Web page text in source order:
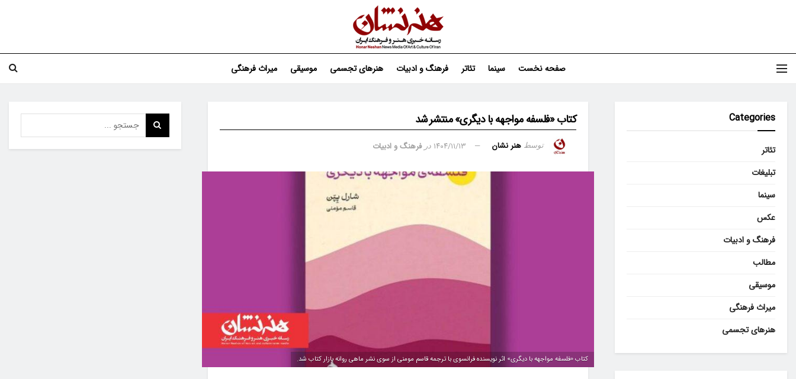
صفحه نخست سینما تئاتر فرهنگ و ادبیات هنرهای تجسمی موسیقی میراث فرهنگی
کتاب «فلسفه مواجهه با دیگری» منتشر شد
توسط هنر نشان ۱۴۰۴/۱۱/۱۳ در فرهنگ و ادبیات
کتاب «فلسفه مواجهه با دیگری» اثر نویسنده فرانسوی با ترجمه قاسم مومنی از سوی نشر ماهی روانه بازار کتاب شد.
Categories
تئاتر
تبلیغات
سینما
عکس
فرهنگ و ادبیات
مطالب
موسیقی
میراث فرهنگی
هنرهای تجسمی